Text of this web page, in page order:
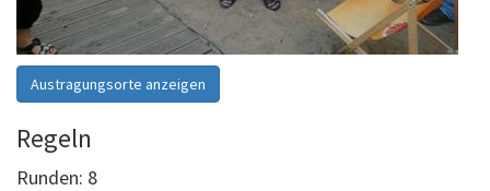
Austragungsorte anzeigen
Regeln
Runden: 8